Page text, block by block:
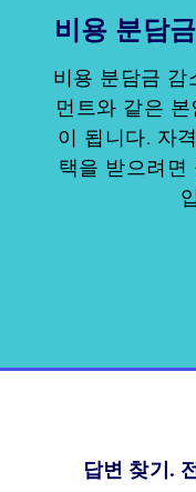
비용 분담
비용 분담금 감
먼트와 같은
이 됩니다. 자
택을 받으려면
답변 찾기.